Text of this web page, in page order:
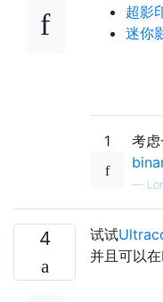
超影
迷你
1
考
—
4 试试
并且可以